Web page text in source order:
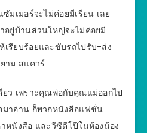
มเมอร์จะไม่ค่อยมีเรียน เลย
อยู่บ้านส่วนใหญ่จะไม่ค่อยมี
เรียบร้อยและขับรถไปรับ-ส่ง
าม สแควร์
ว เพราะคุณพ่อกับคุณแม่ออกไป
มาอ่าน ก็พวกหนังสือแฟชั่น
หนังสือ และวีซีดีโป๊ในห้องน้อง